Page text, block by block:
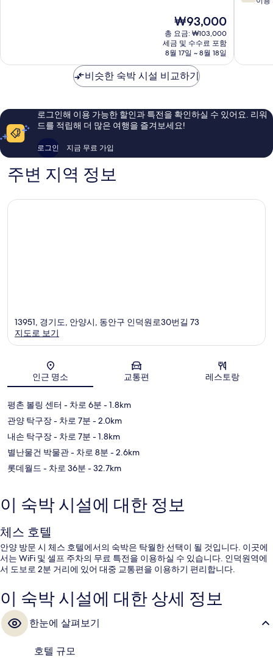
우
이
용
후
기
22
개
현
재
요
금
₩93,000
₩93,000
총 요금: ₩103,000
세금 및 수수료 포함
8월 17일 ~ 8월 18일
좋
용
후
비슷한 숙박 시설 비교하기
로그인해 이용 가능한 할인과 특전을 확인하실 수 있어요. 리워
드를 적립해 더 많은 여행을 즐겨보세요!
로그인 지금 무료 가입
주변 지역 정보
지도
13951, 경기도, 안양시, 동안구 인덕원로30번길 73
지도로 보기
인근 명소 교통편 레스토랑
평촌 볼링 센터 - 차로 6분 - 1.8km
관양 탁구장- 차로 7분 - 2.0km
내손 탁구장- 차로 7분 - 1.8km
별난물건 박물관- 차로 8분 - 2.6km
롯데월드 - 차로 36분 - 32.7km
이 숙박 시설에 대한 정보
체스 호텔
안양 방문 시 체스 호텔에서의 숙박은 탁월한 선택이 될 것입니다. 이곳에
서는 WiFi 및 셀프 주차의 무료 특전을 이용하실 수 있습니다. 인덕원역에
서 도보로 2분 거리에 있어 대중 교통편을 이용하기 편리합니다.
이 숙박 시설에 대한 상세 정보
한눈에 살펴보기
호텔 규모